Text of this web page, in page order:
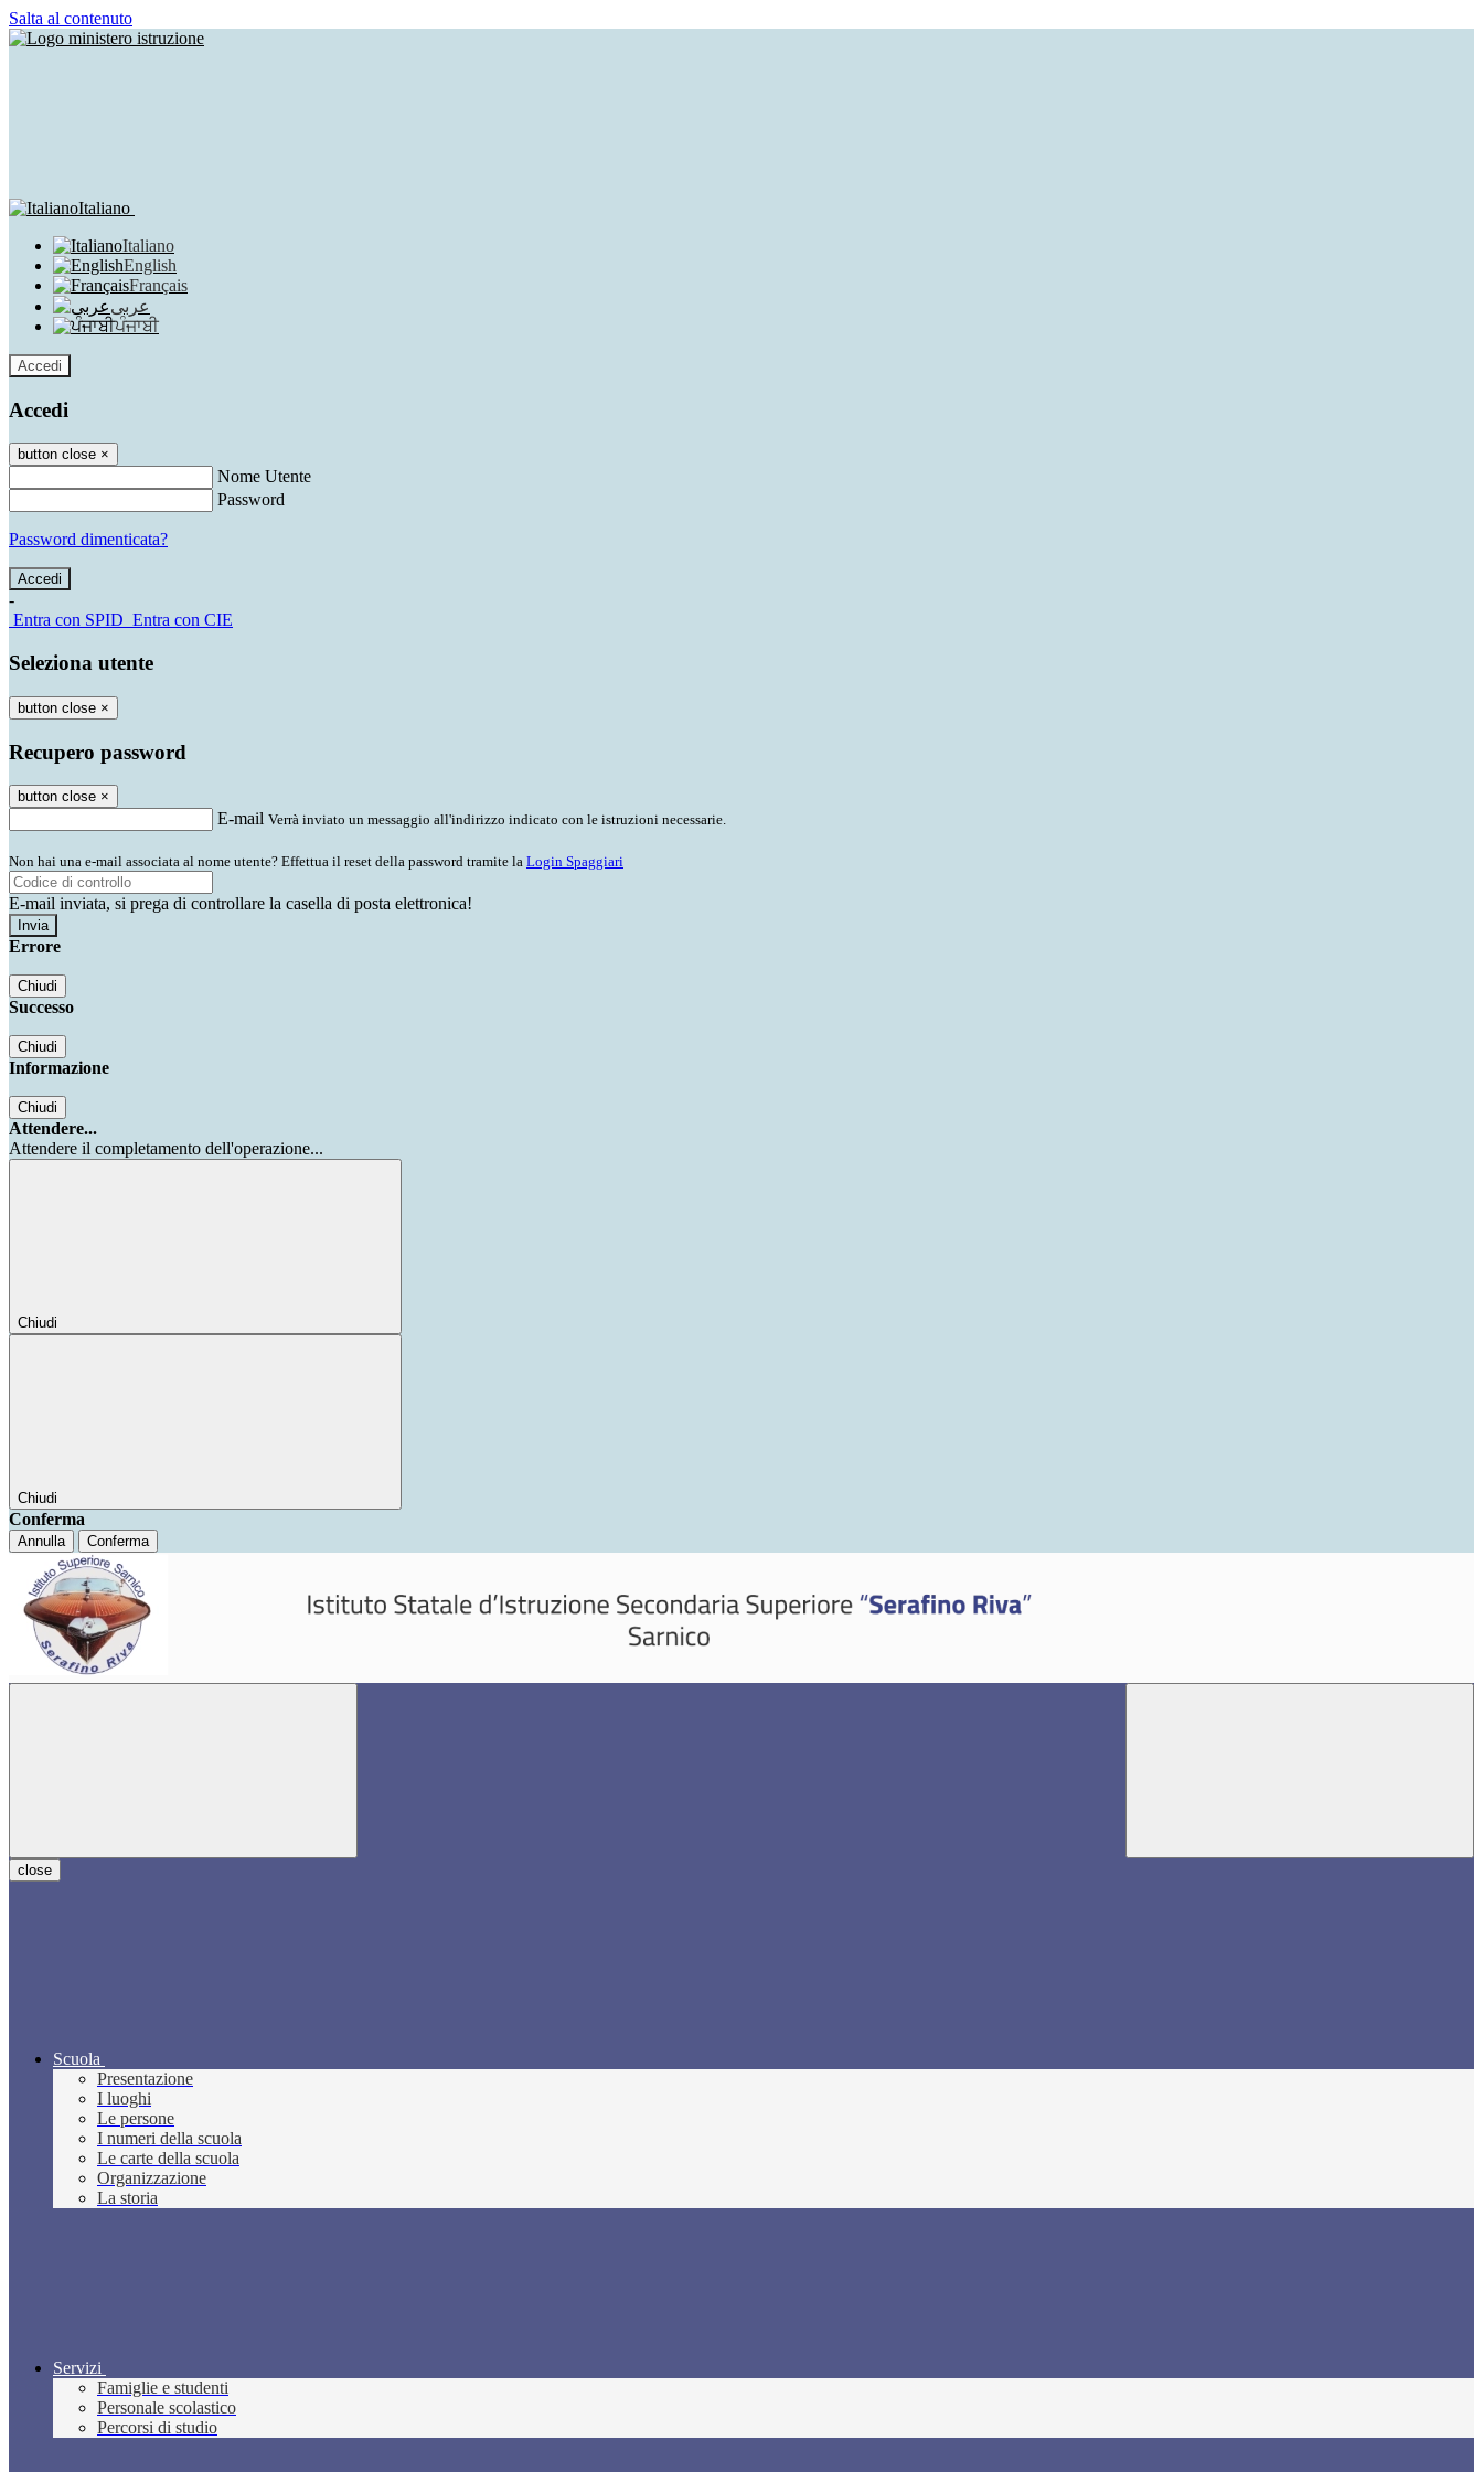
Salta al contenuto
Italiano
Italiano
English
Français
عربى
ਪੰਜਾਬੀ
Accedi
Accedi
button close ×
Nome Utente
Password
Password dimenticata?
-
Entra con SPID Entra con CIE
Seleziona utente
button close ×
Recupero password
button close ×
E-mail Verrà inviato un messaggio all'indirizzo indicato con le istruzioni necessarie.
Non hai una e-mail associata al nome utente? Effettua il reset della password tramite la Login Spaggiari
E-mail inviata, si prega di controllare la casella di posta elettronica!
Errore
Chiudi
Successo
Chiudi
Informazione
Chiudi
Attendere...
Attendere il completamento dell'operazione...
Chiudi
Chiudi
Conferma
Annulla Conferma
close
Scuola
Presentazione
I luoghi
Le persone
I numeri della scuola
Le carte della scuola
Organizzazione
La storia
Servizi
Famiglie e studenti
Personale scolastico
Percorsi di studio